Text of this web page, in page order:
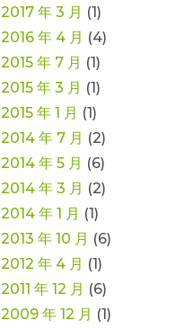
2017 年 3 月 (1)
2016 年 4 月 (4)
2015 年 7 月 (1)
2015 年 3 月 (1)
2015 年 1 月 (1)
2014 年 7 月 (2)
2014 年 5 月 (6)
2014 年 3 月 (2)
2014 年 1 月 (1)
2013 年 10 月 (6)
2012 年 4 月 (1)
2011 年 12 月 (6)
2009 年 12 月 (1)